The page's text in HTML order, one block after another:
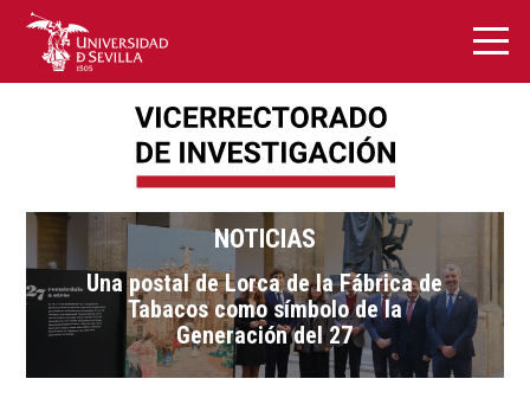
NOTICIAS
Una postal de Lorca de la Fábrica de
Tabacos como símbolo de la
Generación del 27